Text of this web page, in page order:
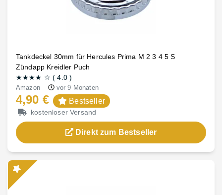
Tankdeckel 30mm für Hercules Prima M 2 3 4 5 S
Zündapp Kreidler Puch
★★★★ ☆ (4.0)
Amazon vor 9 Monaten
4,90 € Bestseller
kostenloser Versand
Direkt zum Bestseller